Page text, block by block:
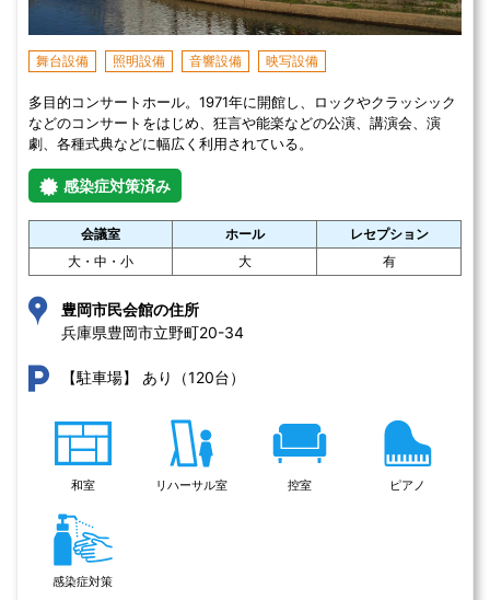
舞台設備 照明設備 音響設備 映写設備
多目的コンサートホール。1971年に開館し、ロックやクラッシック
などのコンサートをはじめ、狂言や能楽などの公演、講演会、演
劇、各種式典などに幅広く利用されている。
感染症対策済み
会議室 ホール
レセプション
大・中・小
大 有
豊岡市民会館の住所
兵庫県豊岡市立野町20-34
【駐車場】 あり（120台）
和室 リハーサル室 控室 ピアノ
感染症対策